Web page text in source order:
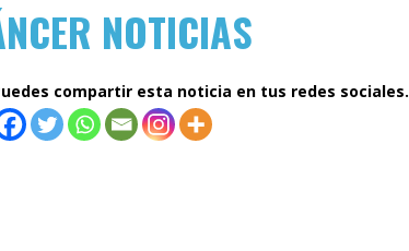
NOTICIAS
compartir esta noticia en tus redes sociales.